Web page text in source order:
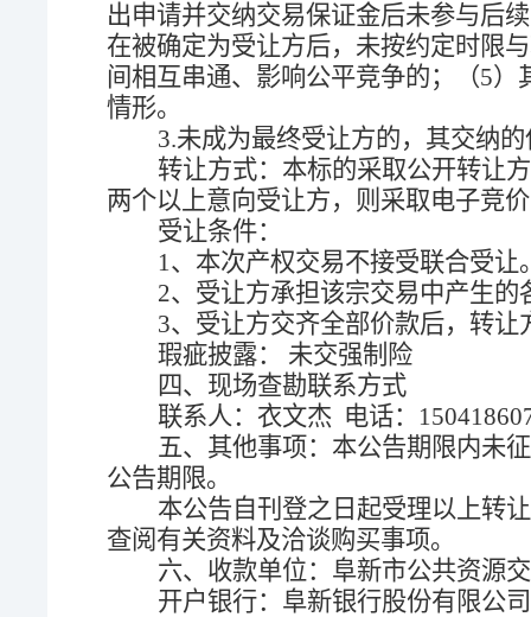
出申请并交纳交易保证金后未参与后
在被确定为受让方后，未按约定时限
间相互串通、影响公平竞争的；（5）
情形。
3.未成为最终受让方的，其交纳
转让方式：本标的采取公开转让
两个以上意向受让方，则采取电子竞
受让条件：
1、本次产权交易不接受联合受让
2、 受让方承担该宗交易中产生的
3、受让方交齐全部价款后，转
瑕疵披露： 未交强制险
四、 现场查勘联系方式
联系人：衣文杰 电话：
五、 其他事项：本公告期限内未
公告期限。
本公告自刊登之日起受理以上转
查阅有关资料及洽谈购买事项。
六、收款单位：阜新市公共资源
开户银行：阜新银行股份有限公